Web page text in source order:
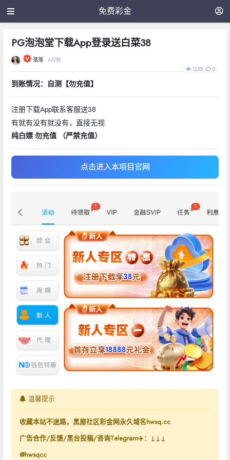
免费彩金
PG泡泡堂下载App登录送白菜38
落落
6月前
1255
0
到账情况：自测【勿充值】
注册下载App联系客服送38
有就有没有就没有，直接无视
纯白嫖 勿充值 （严禁充值）
点击进入本项目官网
温馨提示
收藏本站不迷路，黑屋社区彩金网永久域名hwsq.cc
广告合作/反馈/黑台投稿/咨询Telegram✈️：↓↓↓
@hwsqcc